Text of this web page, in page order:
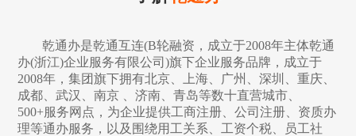
乾通办是乾通互连(B轮融资，成立于2008年主体乾通
办(浙江)企业服务有限公司)旗下企业服务品牌，成立于
2008年，集团旗下拥有北京、上海、广州、深圳、重庆、
成都、武汉、南京 、济南、青岛等数十直营城市、
500+服务网点，为企业提供工商注册、公司注册、资质办
理等通办服务，以及围绕用工关系、工资个税、员工社